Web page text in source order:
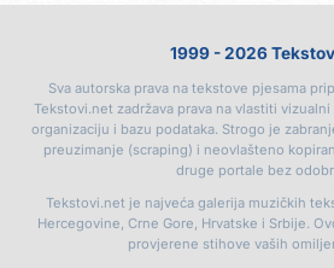
Tiha voda ruši stene
25. Boris Novković Sve je manje
26. Tereza Kesovija Švora
Reci mi, idi
28. Lile Da me majka opet rodi
Rekla si mi
14. Karlo! Mon amour
15. Vesna Zmijanac Ovo u grudima
16. Džej Ramadanovski Ova mačka do
17. Amira Medunjanin Pjevat ćemo šta
1999 - 2026
Sva autorska prava na tekstove pjesama
Tekstovi.net zadržava prava na vlastiti
organizaciju i bazu podataka. Strogo je
preuzimanje (scraping) i neovlašteno
druge portale bez
Tekstovi.net je najveća galerija muzičkih
Hercegovine, Crne Gore, Hrvatske i Srbije.
provjerene stihove vaših